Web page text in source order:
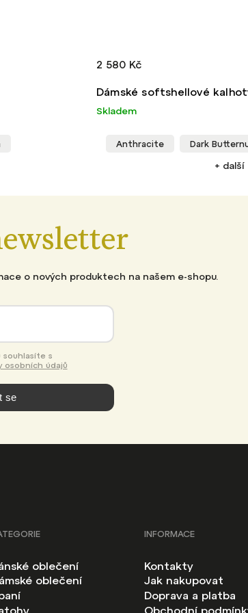
Dámské softshellové
Skladem
2 580 Kč
Anthracite Dark
+ další
o nových produktech na našem e-shopu.
osobních údajů
se
oblečení
oblečení
INFORMACE
Kontakty
Jak nakupovat
Doprava a platba
Obchodní